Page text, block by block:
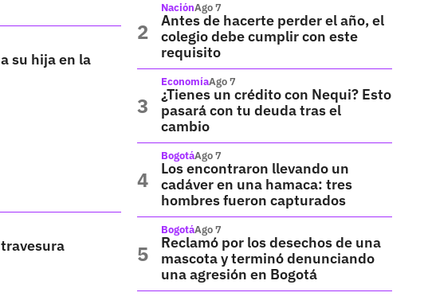
su hija en la
NaciónAgo 7
Antes de hacerte perder el año, el
colegio debe cumplir con este
requisito
EconomíaAgo 7
¿Tienes un crédito con Nequi? Esto
pasará con tu deuda tras el
cambio
BogotáAgo 7
Los encontraron llevando un
cadáver en una hamaca: tres
hombres fueron capturados
BogotáAgo 7
Reclamó por los desechos de una
mascota y terminó denunciando
una agresión en Bogotá